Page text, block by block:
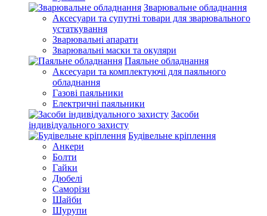
Зварювальне обладнання
Аксесуари та супутні товари для зварювального
устаткування
Зварювальні апарати
Зварювальні маски та окуляри
Паяльне обладнання
Аксесуари та комплектуючі для паяльного
обладнання
Газові паяльники
Електричні паяльники
Засоби
індивідуального захисту
Будівельне кріплення
Анкери
Болти
Гайки
Дюбелі
Саморізи
Шайби
Шурупи